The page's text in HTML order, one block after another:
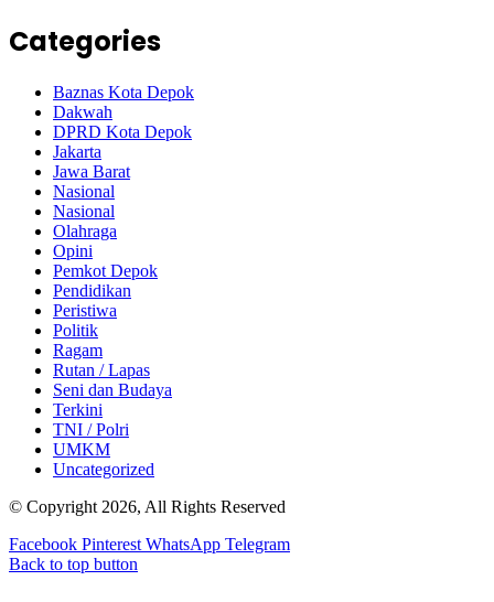
Categories
Baznas Kota Depok
Dakwah
DPRD Kota Depok
Jakarta
Jawa Barat
Nasional
Nasional
Olahraga
Opini
Pemkot Depok
Pendidikan
Peristiwa
Politik
Ragam
Rutan / Lapas
Seni dan Budaya
Terkini
TNI / Polri
UMKM
Uncategorized
© Copyright 2026, All Rights Reserved
Facebook Pinterest WhatsApp Telegram
Back to top button